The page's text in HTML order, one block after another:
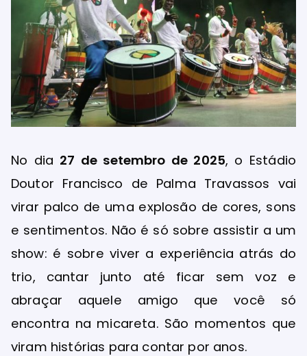
No dia 27 de setembro de 2025, o Estádio
Doutor Francisco de Palma Travassos vai
virar palco de uma explosão de cores, sons
e sentimentos. Não é só sobre assistir a um
show: é sobre viver a experiência atrás do
trio, cantar junto até ficar sem voz e
abraçar aquele amigo que você só
encontra na micareta. São momentos que
viram histórias para contar por anos.